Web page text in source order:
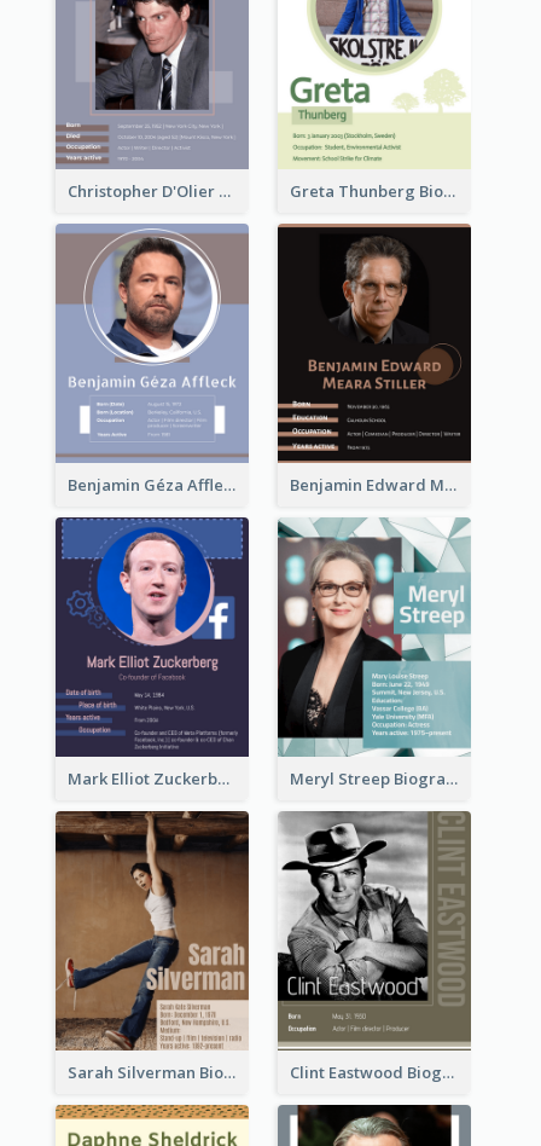
Christopher D'Olier Reeve Biography Greta Thunberg Biography
Benjamin Géza Affleck Biography Benjamin Edward Meara Stiller Biography
Mark Elliot Zuckerberg Biography Meryl Streep Biography
Sarah Silverman Biography Clint Eastwood Biography